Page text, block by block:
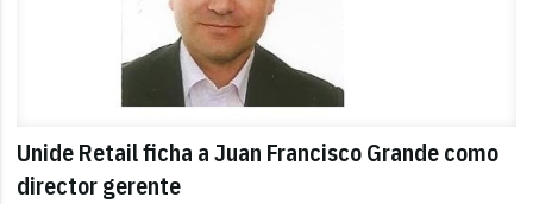
Unide Retail ficha a Juan Francisco Grande como
director gerente